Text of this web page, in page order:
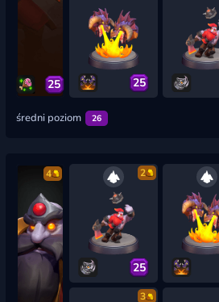
25 25
średni poziom 26
4 2
25
3